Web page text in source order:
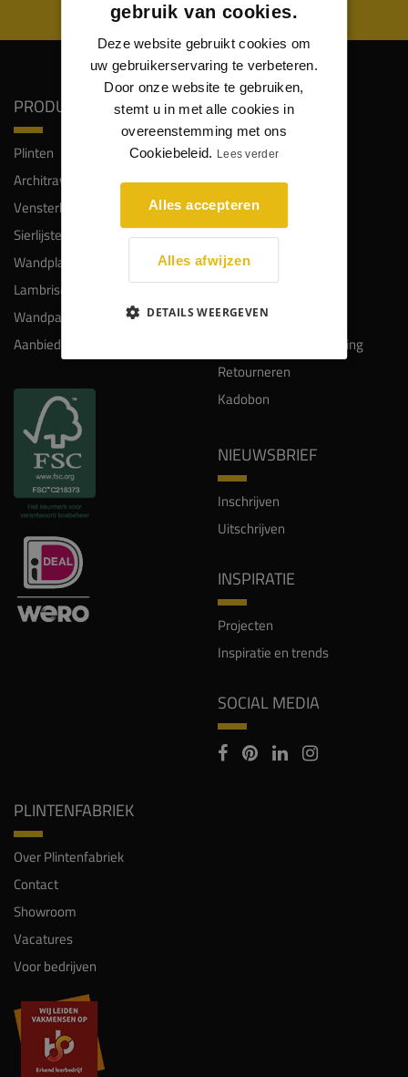
WIJ WORDEN BEOORDEELD MET EEN 8.8
PRODUCTEN
Plinten
Architraven
Vensterbanken
Sierlijsten
Wandplanken
Lambrisering
Wandpanelen
Aanbiedingen
SERVICE
Klantenservice
Veelgestelde vragen
Keuzehulp plinten
Gratis proefstalen
Maatwerk
Montage
Lakken en spuiten
Bezorgkosten en levering
Retourneren
Kadobon
NIEUWSBRIEF
Inschrijven
Uitschrijven
INSPIRATIE
Projecten
Inspiratie en trends
SOCIAL MEDIA
PLINTENFABRIEK
Over Plintenfabriek
Contact
Showroom
Vacatures
Voor bedrijven
gebruik van cookies.
Deze website gebruikt cookies om
uw gebruikerservaring te verbeteren.
Door onze website te gebruiken,
stemt u in met alle cookies in
overeenstemming met ons
Cookiebeleid. Lees verder
Alles accepteren
Alles afwijzen
DETAILS WEERGEVEN